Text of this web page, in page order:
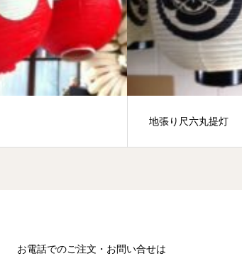
地張り尺六丸提灯
お電話でのご注文・お問い合せは